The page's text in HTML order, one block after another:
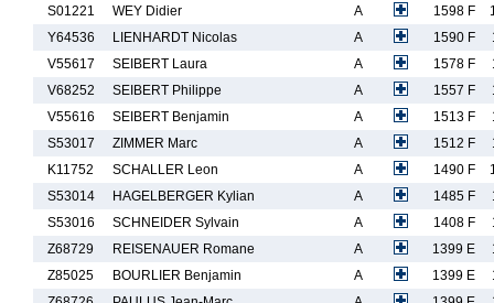
S01221
WEY Didier A 1598 F
Y64536
LIENHARDT Nicolas A 1590 F
V55617
SEIBERT Laura A 1578 F
V68252
SEIBERT Philippe A 1557 F
V55616
SEIBERT Benjamin A 1513 F
S53017
ZIMMER Marc A 1512 F
K11752
SCHALLER Leon A 1490 F
S53014
HAGELBERGER Kylian A 1485 F
S53016
SCHNEIDER Sylvain A 1408 F
Z68729
REISENAUER Romane A 1399 E
Z85025
BOURLIER Benjamin A 1399 E